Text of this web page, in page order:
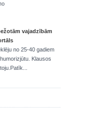
vajadzībām
no 25-40 gadiem
Klausos